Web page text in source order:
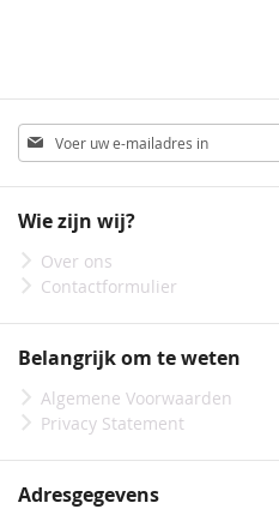
Abonneer
u
op
nieuwsbrief
Wie zijn wij?
Over ons
Contactformulier
Belangrijk om te weten
Algemene Voorwaarden
Privacy Statement
Adresgegevens